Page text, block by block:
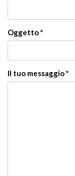
Oggetto *
Il tuo messaggio *